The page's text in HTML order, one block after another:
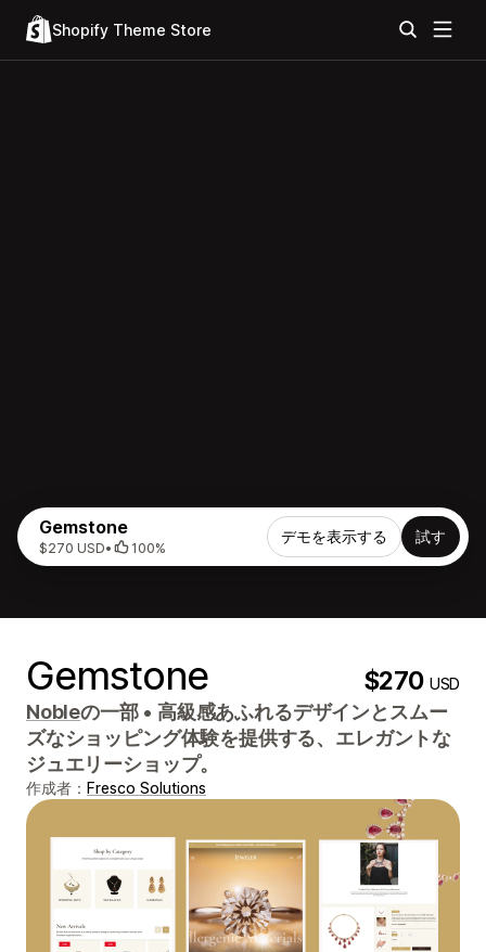
Shopify Theme Store
Gemstone
$270 USD• 100%
デモを表示する 試す
Gemstone $270USD
Nobleの一部 • 高級感あふれるデザインとスムー
ズなショッピング体験を提供する、エレガントな
ジュエリーショップ。
作成者： Fresco Solutions